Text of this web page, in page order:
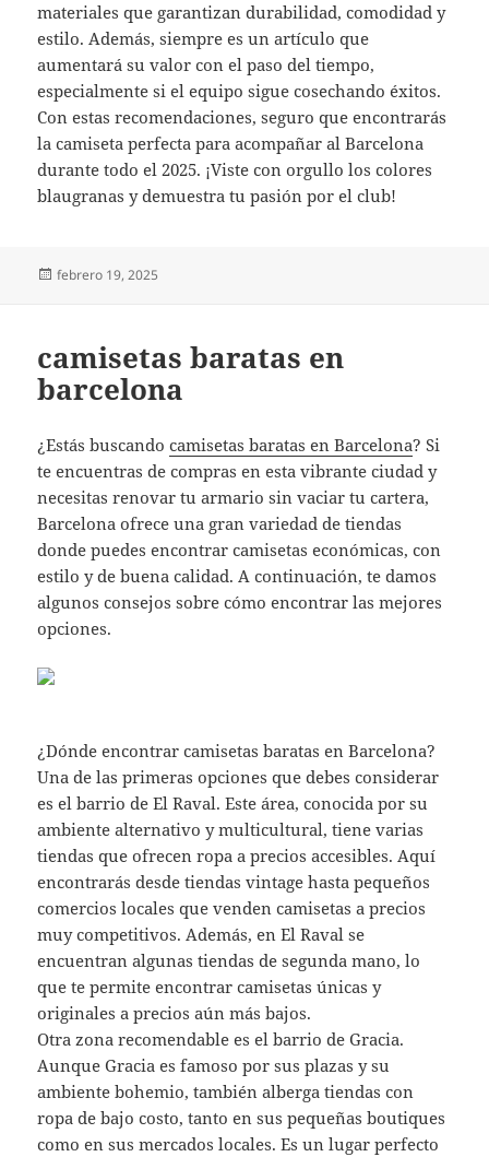
materiales que garantizan durabilidad, comodidad y
estilo. Además, siempre es un artículo que
aumentará su valor con el paso del tiempo,
especialmente si el equipo sigue cosechando éxitos.
Con estas recomendaciones, seguro que encontrarás
la camiseta perfecta para acompañar al Barcelona
durante todo el 2025. ¡Viste con orgullo los colores
blaugranas y demuestra tu pasión por el club!
Publicado
febrero 19, 2025
camisetas baratas en
barcelona
¿Estás buscandocamisetas baratas en Barcelona? Si
te encuentras de compras en esta vibrante ciudad y
necesitas renovar tu armario sin vaciar tu cartera,
Barcelona ofrece una gran variedad de tiendas
donde puedes encontrar camisetas económicas, con
estilo y de buena calidad. A continuación, te damos
algunos consejos sobre cómo encontrar las mejores
opciones.
¿Dónde encontrar camisetas baratas en Barcelona?
Una de las primeras opciones que debes considerar
es el barrio de El Raval. Este área, conocida por su
ambiente alternativo y multicultural, tiene varias
tiendas que ofrecen ropa a precios accesibles. Aquí
encontrarás desde tiendas vintage hasta pequeños
comercios locales que venden camisetas a precios
muy competitivos. Además, en El Raval se
encuentran algunas tiendas de segunda mano, lo
que te permite encontrar camisetas únicas y
originales a precios aún más bajos.
Otra zona recomendable es el barrio de Gracia.
Aunque Gracia es famoso por sus plazas y su
ambiente bohemio, también alberga tiendas con
ropa de bajo costo, tanto en sus pequeñas boutiques
como en sus mercados locales. Es un lugar perfecto